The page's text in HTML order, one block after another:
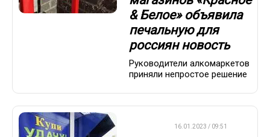
& Белое» объявила
печальную для
россиян новость
Руководители алкомаркетов
приняли непростое решение
16.01.2023 / 09:51